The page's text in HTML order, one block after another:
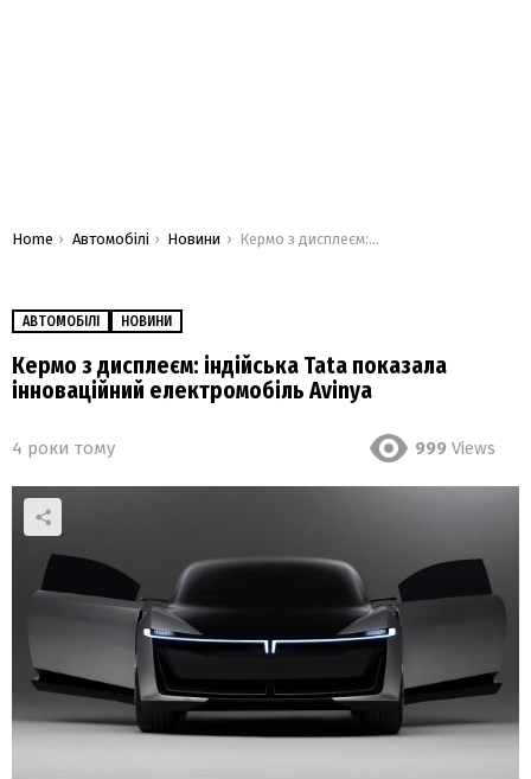
You are here:
Home Автомобілі Новини Кермо з дисплеєм: індійська Tata показала інноваційний електромобіль Avinya
АВТОМОБІЛІ НОВИНИ
Кермо з дисплеєм: індійська Tata показала
інноваційний електромобіль Avinya
4 роки тому 999 Views